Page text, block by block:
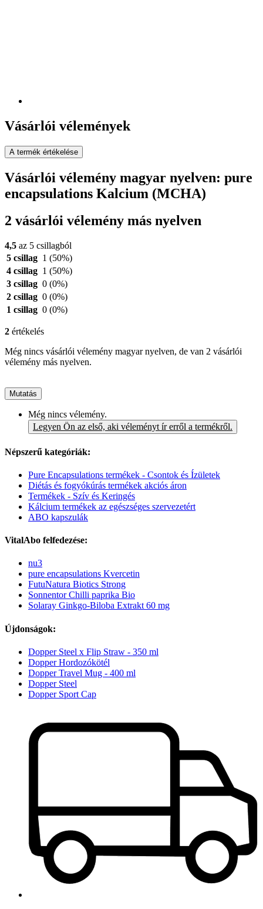
Vásárlói vélemények
A termék értékelése
Vásárlói vélemény magyar nyelven: pure
encapsulations Kalcium (MCHA)
2 vásárlói vélemény más nyelven
4,5 az 5 csillagból
5 csillag 1 (50%)
4 csillag 1 (50%)
3 csillag 0 (0%)
2 csillag 0 (0%)
1 csillag 0 (0%)
2 értékelés
Még nincs vásárlói vélemény magyar nyelven, de van 2 vásárlói
vélemény más nyelven.
Mutatás
Még nincs vélemény.
Legyen Ön az első, aki véleményt ír erről a termékről.
Népszerű kategóriák:
Pure Encapsulations termékek - Csontok és Ízületek
Diétás és fogyókúrás termékek akciós áron
Termékek - Szív és Keringés
Kálcium termékek az egészséges szervezetért
ABO kapszulák
VitalAbo felfedezése:
nu3
pure encapsulations Kvercetin
FutuNatura Biotics Strong
Sonnentor Chilli paprika Bio
Solaray Ginkgo-Biloba Extrakt 60 mg
Újdonságok:
Dopper Steel x Flip Straw - 350 ml
Dopper Hordozókötél
Dopper Travel Mug - 400 ml
Dopper Steel
Dopper Sport Cap